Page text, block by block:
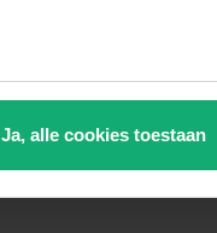
Ja, alle cookies toestaan